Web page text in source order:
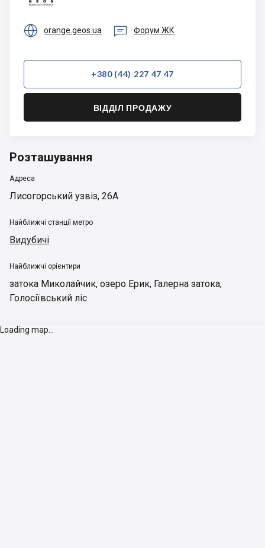
 orange.geos.ua  Форум ЖК
+380 (44) 227 47 47
ВІДДІЛ ПРОДАЖУ
Розташування
Адреса
Лисогорський узвіз, 26А
Найближчі станції метро
Видубичі
Найближчі орієнтири
затока Миколайчик, озеро Ерик, Галерна затока,
Голосіївський ліс
Loading map...